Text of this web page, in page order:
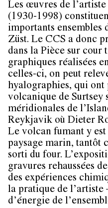
Les œuvres de
(1930-1998)
importants ensembles
Züst. Le CCS a donc
dans la Pièce sur cour
graphiques réalisées
celles-ci, on peut
hyalographies, qui ont
volcanique de Surtsey
méridionales de
Reykjavik où Dieter
Le volcan fumant y
paysage marin, tantôt
sorti du four.
gravures rehaussées
des expériences
la pratique de l’artiste
d’énergie de